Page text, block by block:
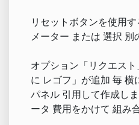
リセットボタンを使用
メーター または 選択 別
オプション「リクエス
に レゴフ」が追加 毎
パネル 引用して作成し
ータ 費用をかけて 組み